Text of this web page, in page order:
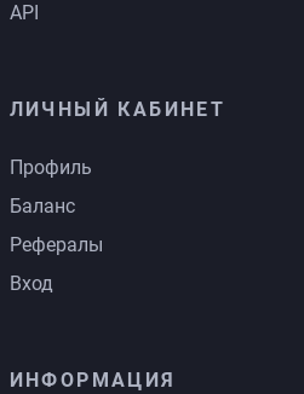
API
ЛИЧНЫЙ КАБИНЕТ
Профиль
Баланс
Рефералы
Вход
ИНФОРМАЦИЯ